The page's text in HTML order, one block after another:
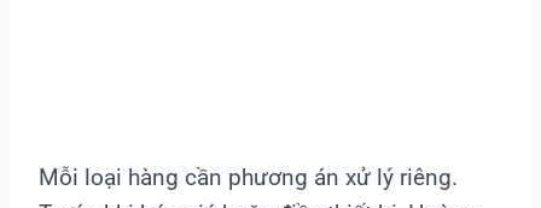
Mỗi loại hàng cần phương án xử lý riêng.